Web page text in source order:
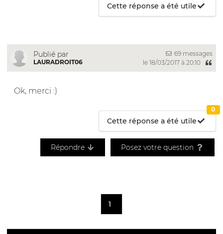
Cette réponse a été utile
Publié par
LAURADROIT06
69 messages
le 18/03/2017 à 20:10
Ok, merci :)
Cette réponse a été utile
0
Répondre Posez votre question
1